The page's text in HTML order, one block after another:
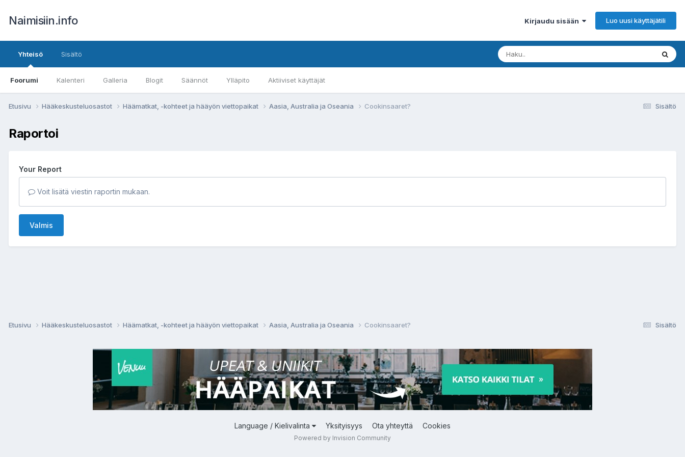
Naimisiin.info Kirjaudu sisään Luo uusi käyttäjätili
Yhteisö
Foorumi Kalenteri Galleria Blogit Säännöt Ylläpito Aktiiviset käyttäjät
Sisältö
Sisältö
Etusivu Hääkeskusteluosastot Häämatkat, -kohteet ja hääyön viettopaikat Aasia, Australia ja Oseania Cookinsaaret?
Raportoi
Your Report
Voit lisätä viestin raportin mukaan.
Valmis
Sisältö
Etusivu Hääkeskusteluosastot Häämatkat, -kohteet ja hääyön viettopaikat Aasia, Australia ja Oseania Cookinsaaret?
Language / Kielivalinta Yksityisyys Ota yhteyttä Cookies
Powered by Invision Community